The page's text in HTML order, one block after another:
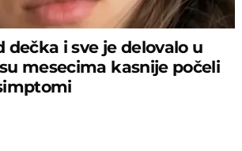
dečka i sve je delovalo u
mesecima kasnije počeli